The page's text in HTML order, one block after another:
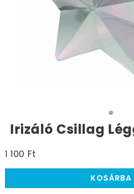
Irizáló Csillag
1 100 Ft
KOSÁRBA